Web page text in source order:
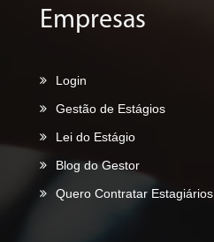
Empresas
Login
Gestão de Estágios
Lei do Estágio
Blog do Gestor
Quero Contratar Estagiários